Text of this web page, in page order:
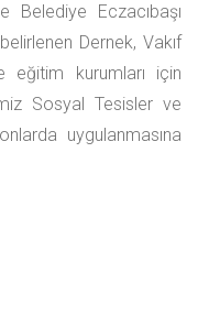
Eczacıbaşı
Dernek, Vakıf
eğitim kurumları için
Sosyal Tesisler ve
uygulanmasına